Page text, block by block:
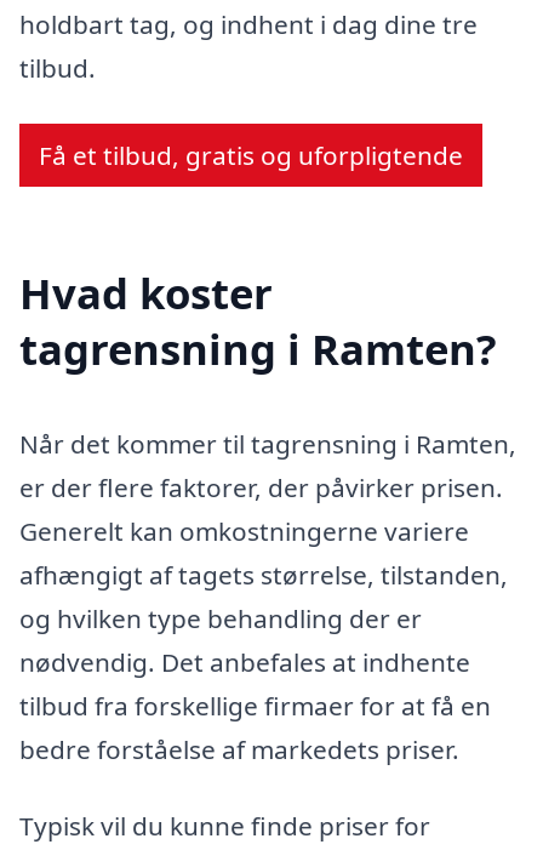
holdbart tag, og indhent i dag dine tre
tilbud.
Få et tilbud, gratis og uforpligtende
Hvad koster
tagrensning i Ramten?
Når det kommer til tagrensning i Ramten,
er der flere faktorer, der påvirker prisen.
Generelt kan omkostningerne variere
afhængigt af tagets størrelse, tilstanden,
og hvilken type behandling der er
nødvendig. Det anbefales at indhente
tilbud fra forskellige firmaer for at få en
bedre forståelse af markedets priser.
Typisk vil du kunne finde priser for